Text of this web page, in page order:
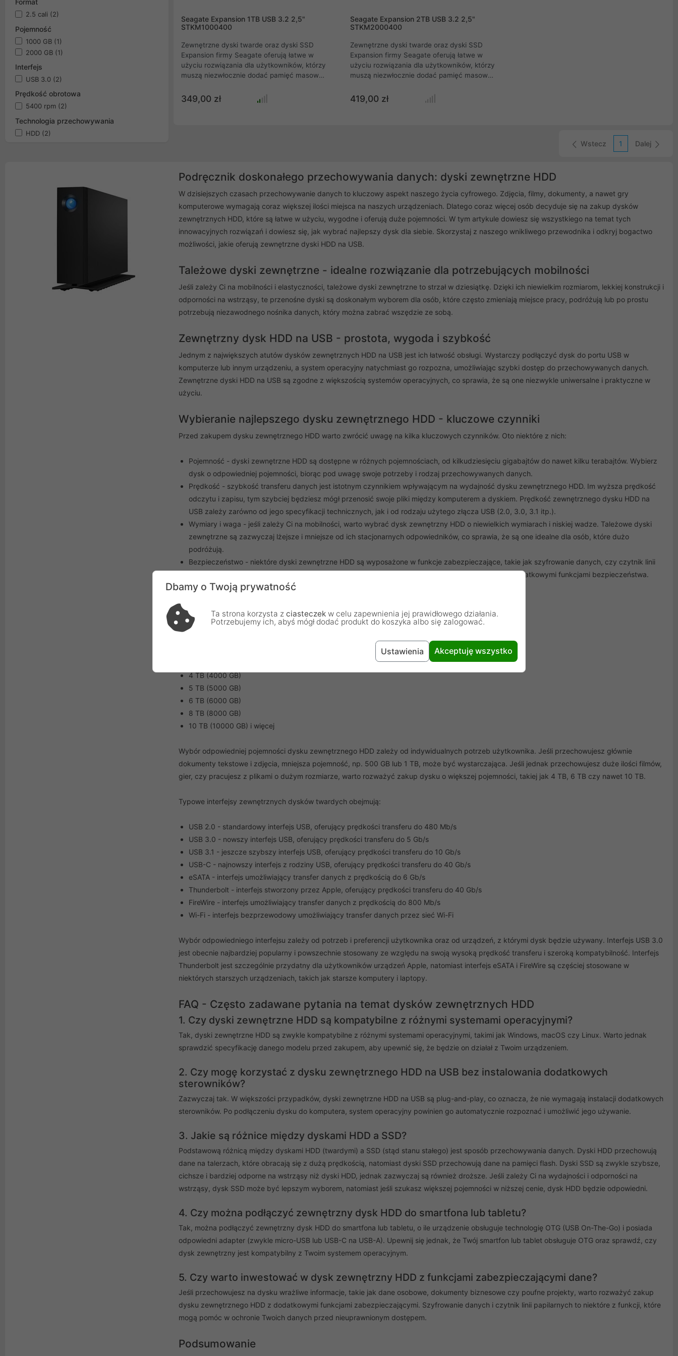
Format
2.5 cali (2)
Pojemność
1000 GB (1)
2000 GB (1)
Interfejs
USB 3.0 (2)
Prędkość obrotowa
5400 rpm (2)
Technologia przechowywania
HDD (2)
Seagate Expansion 1TB USB 3.2 2,5"
STKM1000400
Zewnętrzne dyski twarde oraz dyski SSD
Expansion firmy Seagate oferują łatwe w
użyciu rozwiązania dla użytkowników, którzy
muszą niezwłocznie dodać pamięć masową
doskonale zarówno w użytku domowym jak i
w firmie. Duża pojemność sprawia że już
349,00 zł
Seagate Expansion 2TB USB 3.2 2,5"
STKM2000400
Zewnętrzne dyski twarde oraz dyski SSD
Expansion firmy Seagate oferują łatwe w
użyciu rozwiązania dla użytkowników, którzy
muszą niezwłocznie dodać pamięć masową
doskonale zarówno w użytku domowym jak i
w firmie. Duża pojemność sprawia że już
419,00 zł
Wstecz 1 Dalej
Podręcznik doskonałego przechowywania danych: dyski zewnętrzne HDD
W dzisiejszych czasach przechowywanie danych to kluczowy aspekt naszego życia cyfrowego. Zdjęcia, filmy, dokumenty, a nawet gry
komputerowe wymagają coraz większej ilości miejsca na naszych urządzeniach. Dlatego coraz więcej osób decyduje się na zakup dysków
zewnętrznych HDD, które są łatwe w użyciu, wygodne i oferują duże pojemności. W tym artykule dowiesz się wszystkiego na temat tych
innowacyjnych rozwiązań i dowiesz się, jak wybrać najlepszy dysk dla siebie. Skorzystaj z naszego wnikliwego przewodnika i odkryj bogactwo
możliwości, jakie oferują zewnętrzne dyski HDD na USB.
Tależowe dyski zewnętrzne - idealne rozwiązanie dla potrzebujących mobilności
Jeśli zależy Ci na mobilności i elastyczności, tależowe dyski zewnętrzne to strzał w dziesiątkę. Dzięki ich niewielkim rozmiarom, lekkiej konstrukcji i
odporności na wstrząsy, te przenośne dyski są doskonałym wyborem dla osób, które często zmieniają miejsce pracy, podróżują lub po prostu
potrzebują niezawodnego nośnika danych, który można zabrać wszędzie ze sobą.
Zewnętrzny dysk HDD na USB - prostota, wygoda i szybkość
Jednym z największych atutów dysków zewnętrznych HDD na USB jest ich łatwość obsługi. Wystarczy podłączyć dysk do portu USB w
komputerze lub innym urządzeniu, a system operacyjny natychmiast go rozpozna, umożliwiając szybki dostęp do przechowywanych danych.
Zewnętrzne dyski HDD na USB są zgodne z większością systemów operacyjnych, co sprawia, że są one niezwykle uniwersalne i praktyczne w
użyciu.
Wybieranie najlepszego dysku zewnętrznego HDD - kluczowe czynniki
Przed zakupem dysku zewnętrznego HDD warto zwrócić uwagę na kilka kluczowych czynników. Oto niektóre z nich:
Pojemność - dyski zewnętrzne HDD są dostępne w różnych pojemnościach, od kilkudziesięciu gigabajtów do nawet kilku terabajtów. Wybierz
dysk o odpowiedniej pojemności, biorąc pod uwagę swoje potrzeby i rodzaj przechowywanych danych.
Prędkość - szybkość transferu danych jest istotnym czynnikiem wpływającym na wydajność dysku zewnętrznego HDD. Im wyższa prędkość
odczytu i zapisu, tym szybciej będziesz mógł przenosić swoje pliki między komputerem a dyskiem. Prędkość zewnętrznego dysku HDD na
USB zależy zarówno od jego specyfikacji technicznych, jak i od rodzaju użytego złącza USB (2.0, 3.0, 3.1 itp.).
Wymiary i waga - jeśli zależy Ci na mobilności, warto wybrać dysk zewnętrzny HDD o niewielkich wymiarach i niskiej wadze. Tależowe dyski
zewnętrzne są zazwyczaj lżejsze i mniejsze od ich stacjonarnych odpowiedników, co sprawia, że są one idealne dla osób, które dużo
podróżują.
Bezpieczeństwo - niektóre dyski zewnętrzne HDD są wyposażone w funkcje zabezpieczające, takie jak szyfrowanie danych, czy czytnik linii
papilarnych. Jeśli przechowujesz na dysku wrażliwe informacje, warto rozważyć zakup modelu z dodatkowymi funkcjami bezpieczeństwa.
500 GB
4 TB (4000 GB)
5 TB (5000 GB)
6 TB (6000 GB)
8 TB (8000 GB)
10 TB (10000 GB) i więcej
Wybór odpowiedniej pojemności dysku zewnętrznego HDD zależy od indywidualnych potrzeb użytkownika. Jeśli przechowujesz głównie
dokumenty tekstowe i zdjęcia, mniejsza pojemność, np. 500 GB lub 1 TB, może być wystarczająca. Jeśli jednak przechowujesz duże ilości filmów,
gier, czy pracujesz z plikami o dużym rozmiarze, warto rozważyć zakup dysku o większej pojemności, takiej jak 4 TB, 6 TB czy nawet 10 TB.
Typowe interfejsy zewnętrznych dysków twardych obejmują:
USB 2.0 - standardowy interfejs USB, oferujący prędkości transferu do 480 Mb/s
USB 3.0 - nowszy interfejs USB, oferujący prędkości transferu do 5 Gb/s
USB 3.1 - jeszcze szybszy interfejs USB, oferujący prędkości transferu do 10 Gb/s
USB-C - najnowszy interfejs z rodziny USB, oferujący prędkości transferu do 40 Gb/s
eSATA - interfejs umożliwiający transfer danych z prędkością do 6 Gb/s
Thunderbolt - interfejs stworzony przez Apple, oferujący prędkości transferu do 40 Gb/s
FireWire - interfejs umożliwiający transfer danych z prędkością do 800 Mb/s
Wi-Fi - interfejs bezprzewodowy umożliwiający transfer danych przez sieć Wi-Fi
Wybór odpowiedniego interfejsu zależy od potrzeb i preferencji użytkownika oraz od urządzeń, z którymi dysk będzie używany. Interfejs USB 3.0
jest obecnie najbardziej popularny i powszechnie stosowany ze względu na swoją wysoką prędkość transferu i szeroką kompatybilność. Interfejs
Thunderbolt jest szczególnie przydatny dla użytkowników urządzeń Apple, natomiast interfejs eSATA i FireWire są częściej stosowane w
niektórych starszych urządzeniach, takich jak starsze komputery i laptopy.
FAQ - Często zadawane pytania na temat dysków zewnętrznych HDD
1. Czy dyski zewnętrzne HDD są kompatybilne z różnymi systemami operacyjnymi?
Tak, dyski zewnętrzne HDD są zwykle kompatybilne z różnymi systemami operacyjnymi, takimi jak Windows, macOS czy Linux. Warto jednak
sprawdzić specyfikację danego modelu przed zakupem, aby upewnić się, że będzie on działał z Twoim urządzeniem.
2. Czy mogę korzystać z dysku zewnętrznego HDD na USB bez instalowania dodatkowych
sterowników?
Zazwyczaj tak. W większości przypadków, dyski zewnętrzne HDD na USB są plug-and-play, co oznacza, że nie wymagają instalacji dodatkowych
sterowników. Po podłączeniu dysku do komputera, system operacyjny powinien go automatycznie rozpoznać i umożliwić jego używanie.
3. Jakie są różnice między dyskami HDD a SSD?
Podstawową różnicą między dyskami HDD (twardymi) a SSD (stąd stanu stałego) jest sposób przechowywania danych. Dyski HDD przechowują
dane na talerzach, które obracają się z dużą prędkością, natomiast dyski SSD przechowują dane na pamięci flash. Dyski SSD są zwykle szybsze,
cichsze i bardziej odporne na wstrząsy niż dyski HDD, jednak zazwyczaj są również droższe. Jeśli zależy Ci na wydajności i odporności na
wstrząsy, dysk SSD może być lepszym wyborem, natomiast jeśli szukasz większej pojemności w niższej cenie, dysk HDD będzie odpowiedni.
4. Czy można podłączyć zewnętrzny dysk HDD do smartfona lub tabletu?
Tak, można podłączyć zewnętrzny dysk HDD do smartfona lub tabletu, o ile urządzenie obsługuje technologię OTG (USB On-The-Go) i posiada
odpowiedni adapter (zwykle micro-USB lub USB-C na USB-A). Upewnij się jednak, że Twój smartfon lub tablet obsługuje OTG oraz sprawdź, czy
dysk zewnętrzny jest kompatybilny z Twoim systemem operacyjnym.
5. Czy warto inwestować w dysk zewnętrzny HDD z funkcjami zabezpieczającymi dane?
Jeśli przechowujesz na dysku wrażliwe informacje, takie jak dane osobowe, dokumenty biznesowe czy poufne projekty, warto rozważyć zakup
dysku zewnętrznego HDD z dodatkowymi funkcjami zabezpieczającymi. Szyfrowanie danych i czytnik linii papilarnych to niektóre z funkcji, które
mogą pomóc w ochronie Twoich danych przed nieuprawnionym dostępem.
Podsumowanie
Dbamy o Twoją prywatność
Ta strona korzysta z ciasteczek w celu zapewnienia jej prawidłowego działania.
Potrzebujemy ich, abyś mógł dodać produkt do koszyka albo się zalogować.
Ustawienia Akceptuję wszystko